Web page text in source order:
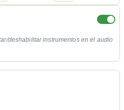
deshabilitar instrumentos en el audio